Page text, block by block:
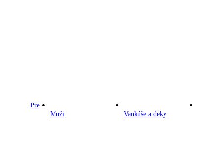
Pre
Muži Vankúše a deky